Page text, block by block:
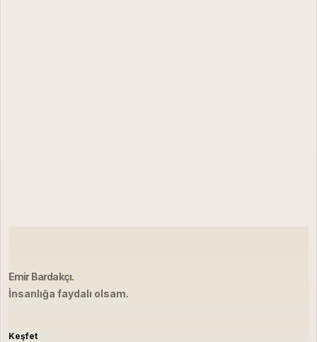
Emir Bardakçı.
İnsanlığa faydalı olsam.
Keşfet